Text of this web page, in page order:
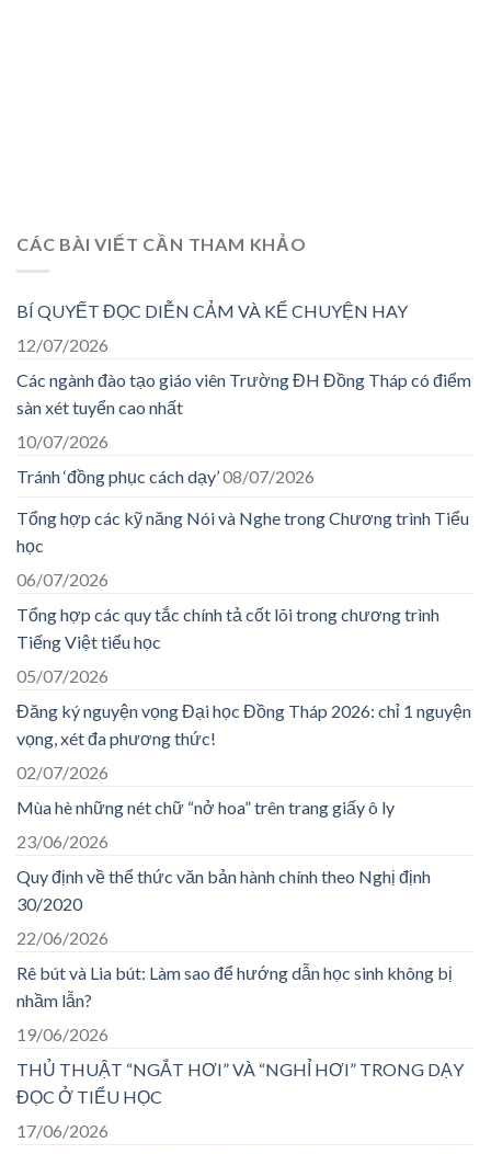
CÁC BÀI VIẾT CẦN THAM KHẢO
BÍ QUYẾT ĐỌC DIỄN CẢM VÀ KỂ CHUYỆN HAY
12/07/2026
Các ngành đào tạo giáo viên Trường ĐH Đồng Tháp có điểm
sàn xét tuyển cao nhất
10/07/2026
Tránh ‘đồng phục cách dạy’08/07/2026
Tổng hợp các kỹ năng Nói và Nghe trong Chương trình Tiểu
học
06/07/2026
Tổng hợp các quy tắc chính tả cốt lõi trong chương trình
Tiếng Việt tiểu học
05/07/2026
Đăng ký nguyện vọng Đại học Đồng Tháp 2026: chỉ 1 nguyện
vọng, xét đa phương thức!
02/07/2026
Mùa hè những nét chữ “nở hoa” trên trang giấy ô ly
23/06/2026
Quy định về thể thức văn bản hành chính theo Nghị định
30/2020
22/06/2026
Rê bút và Lia bút: Làm sao để hướng dẫn học sinh không bị
nhầm lẫn?
19/06/2026
THỦ THUẬT “NGẮT HƠI” VÀ “NGHỈ HƠI” TRONG DẠY
ĐỌC Ở TIỂU HỌC
17/06/2026